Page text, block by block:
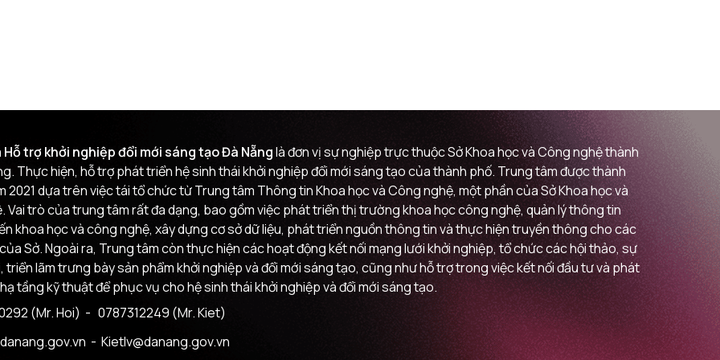
trợ khởi nghiệp đổi mới sáng tạo Đà Nẵnglà đơn vị sự nghiệp trực thuộc Sở Khoa học và Công nghệ thành
Thực hiện, hỗ trợ phát triển hệ sinh thái khởi nghiệp đổi mới sáng tạo của thành phố. Trung tâm được thành
2021 dựa trên việc tái tổ chức từ Trung tâm Thông tin Khoa học và Công nghệ, một phần của Sở Khoa học và
Vai trò của trung tâm rất đa dạng, bao gồm việc phát triển thị trường khoa học công nghệ, quản lý thông tin
khoa học và công nghệ, xây dựng cơ sở dữ liệu, phát triển nguồn thông tin và thực hiện truyền thông cho các
Sở. Ngoài ra, Trung tâm còn thực hiện các hoạt động kết nối mạng lưới khởi nghiệp, tổ chức các hội thảo, sự
triển lãm trưng bày sản phẩm khởi nghiệp và đổi mới sáng tạo, cũng như hỗ trợ trong việc kết nối đầu tư và phát
tầng kỹ thuật để phục vụ cho hệ sinh thái khởi nghiệp và đổi mới sáng tạo.
(Mr. Hoi) - 0787312249 (Mr. Kiet)
- Kietlv@danang.gov.vn